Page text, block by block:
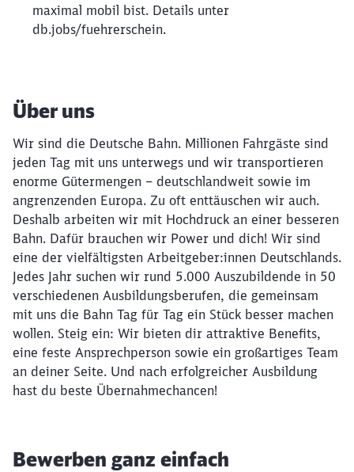
maximal mobil bist. Details unter
db.jobs/fuehrerschein.
Über uns
Wir sind die Deutsche Bahn. Millionen Fahrgäste sind
jeden Tag mit uns unterwegs und wir transportieren
enorme Gütermengen – deutschlandweit sowie im
angrenzenden Europa. Zu oft enttäuschen wir auch.
Deshalb arbeiten wir mit Hochdruck an einer besseren
Bahn. Dafür brauchen wir Power und dich! Wir sind
eine der vielfältigsten Arbeitgeber:innen Deutschlands.
Jedes Jahr suchen wir rund 5.000 Auszubildende in 50
verschiedenen Ausbildungsberufen, die gemeinsam
mit uns die Bahn Tag für Tag ein Stück besser machen
wollen. Steig ein: Wir bieten dir attraktive Benefits,
eine feste Ansprechperson sowie ein großartiges Team
an deiner Seite. Und nach erfolgreicher Ausbildung
hast du beste Übernahmechancen!
Bewerben ganz einfach